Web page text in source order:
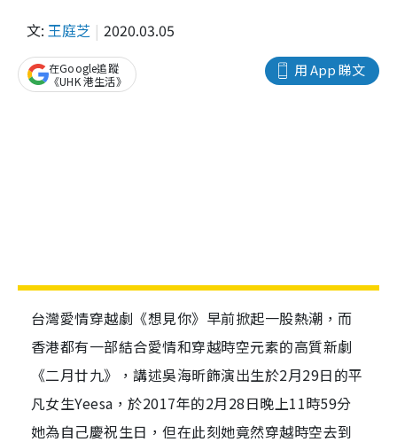
文: 王庭芝 2020.03.05
用 App 睇文
在Google追蹤
《UHK 港生活》
台灣愛情穿越劇《想見你》早前掀起一股熱潮，而
香港都有一部結合愛情和穿越時空元素的高質新劇
《二月廿九》，講述吳海昕飾演出生於2月29日的平
凡女生Yeesa，於2017年的2月28日晚上11時59分
她為自己慶祝生日，但在此刻她竟然穿越時空去到